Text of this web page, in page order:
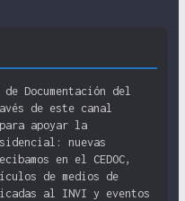
Documentación del
de este canal
apoyar la
nuevas
en el CEDOC,
de medios de
al INVI y eventos